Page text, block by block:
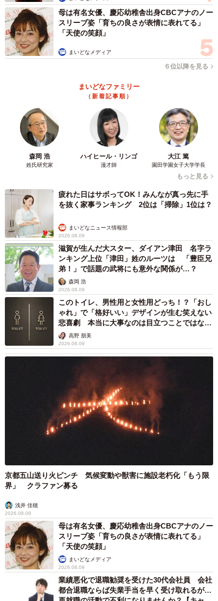
母は有名女優、慶応幼稚舎出身CBCアナのノー
スリーブ姿「育ちの良さが表情に表れてる」
「天使の笑顔」
まいどなメディア
６位以降を見る
まいどなファミリー
（新着記事順）
森岡 浩
姓氏研究家
ハイヒール・リンゴ
漫才師
大江 篤
園田学園女子大学学長
もっと見る
疲れた日はサボってOK！みんなが真っ先に手
を抜く家事ランキング 2位は「掃除」1位は？
まいどなニュース情報部
2026.08.09
滋賀が生んだ大スター、ダイアン津田 名字ラ
ンキング上位「津田」姓のルーツは 「豊臣兄
弟！」で話題の武将にも意外な関係が…？
森岡 浩
2026.08.09
このトイレ、男性用と女性用どっち！？「おし
ゃれ」で「格好いい」デザインが生む笑えない
悲喜劇 本当に大事なのは目立つことではな
く…高野 朋美
2026.08.09
京都五山送り火ピンチ 気候変動や獣害に施設老朽化「もう限
界」 クラファン募る
浅井 佳穂
2026.08.09
母は有名女優、慶応幼稚舎出身CBCアナのノー
スリーブ姿「育ちの良さが表情に表れてる」
「天使の笑顔」
まいどなメディア
2026.08.09
業績悪化で退職勧奨を受けた30代会社員 会社
都合退職ならば失業手当を早く受け取れるが…